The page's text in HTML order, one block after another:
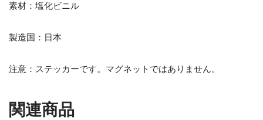
素材：塩化ビニル
製造国：日本
注意：ステッカーです。マグネットではありません。
関連商品